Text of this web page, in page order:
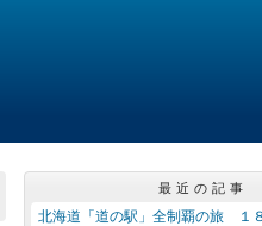
最近の記事
北海道「道の駅」全制覇の旅 １